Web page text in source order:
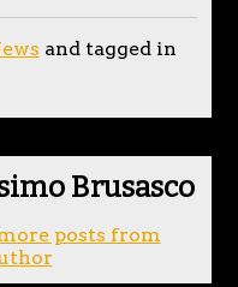
and tagged in
Brusasco
posts from